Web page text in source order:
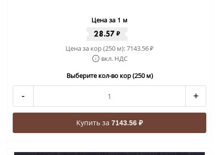
Цена за 1 м
28.57₽
Цена за кор (250 м):7143.56₽
вкл. НДС
Выберите кол-во кор (250 м)
- +
Купить за 7143.56 ₽